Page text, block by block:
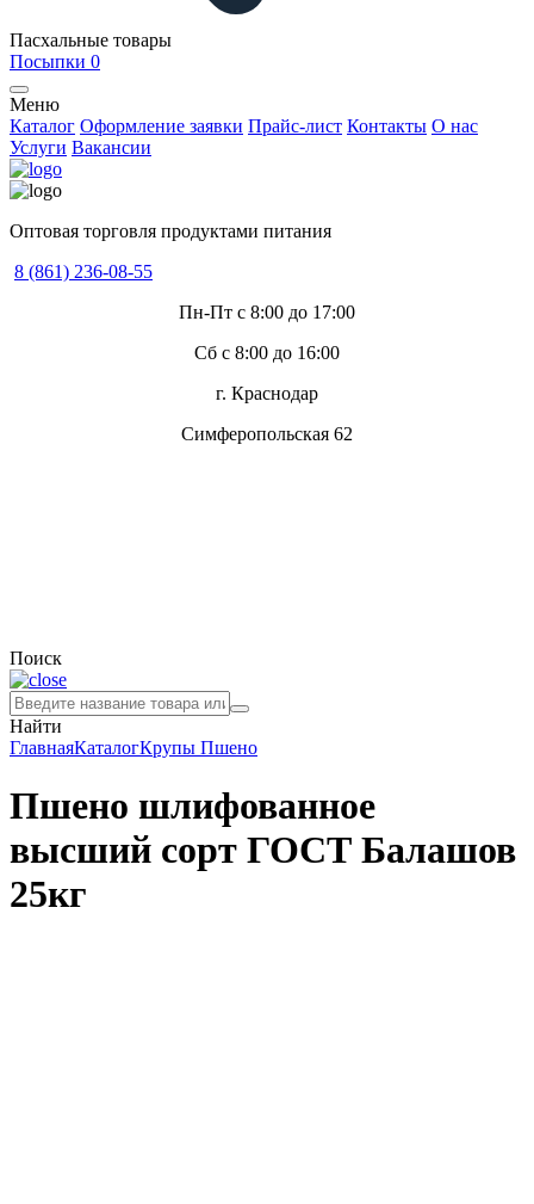
Пасхальные товары
Посыпки 0
Меню
Каталог Оформление заявки Прайс-лист Контакты О нас
Услуги Вакансии
Оптовая торговля продуктами питания
8 (861) 236-08-55
Пн-Пт с 8:00 до 17:00
Сб с 8:00 до 16:00
г. Краснодар
Симферопольская 62
Поиск
Найти
ГлавнаяКаталогКрупы Пшено
Пшено шлифованное
высший сорт ГОСТ Балашов
25кг